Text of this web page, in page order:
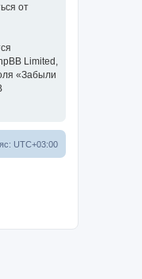
от
Limited,
«Забыли
UTC+03:00